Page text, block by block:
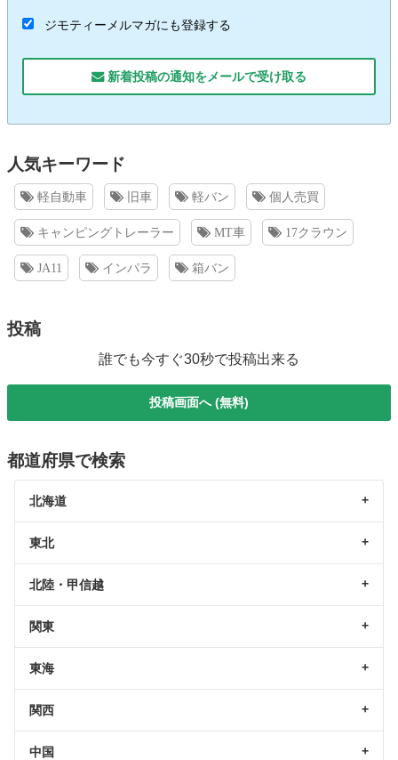
ジモティーメルマガにも登録する
新着投稿の通知をメールで受け取る
人気キーワード
軽自動車 旧車 軽バン 個人売買
キャンピングトレーラー MT車 17クラウン
JA11 インパラ 箱バン
投稿
誰でも今すぐ30秒で投稿出来る
投稿画面へ (無料)
都道府県で検索
北海道
東北
北陸・甲信越
関東
東海
関西
中国